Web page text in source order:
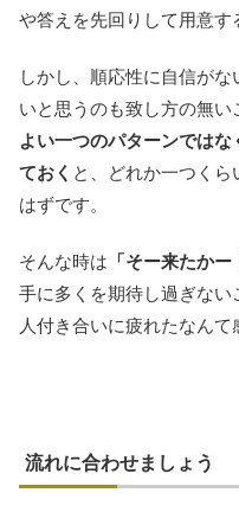
や答えを先回りして用意す
しかし、順応性に自信が
いと思うのも致し方の無い
よい一つのパターンでは
ておく と、どれか一つく
はずです。
そんな時は 「そー来たか
手に多くを期待し過ぎな
人付き合いに疲れたなんて
流れに合わせましょう